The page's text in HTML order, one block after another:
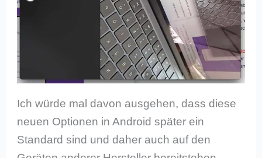
Ich würde mal davon ausgehen, dass diese
neuen Optionen in Android später ein
Standard sind und daher auch auf den